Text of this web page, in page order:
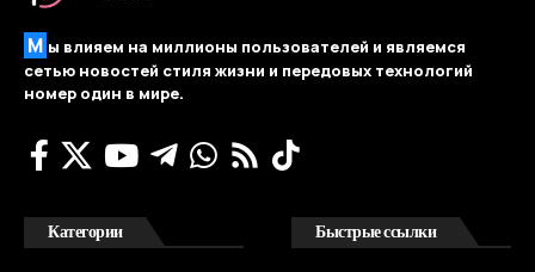
М ы влияем на миллионы пользователей и являемся
сетью новостей стиля жизни и передовых технологий
номер один в мире.
Категории Быстрые ссылки